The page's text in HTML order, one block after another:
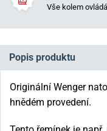
Vše kolem
Popis produktu
Originální Wenger
hnědém provedení.